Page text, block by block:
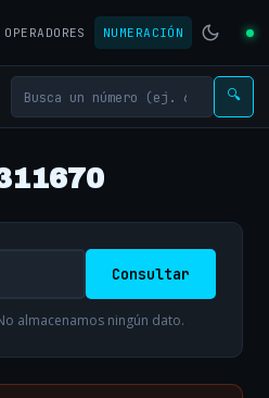
OPERADORES NUMERACIÓN
🔍
Consultar
almacenamos ningún dato.